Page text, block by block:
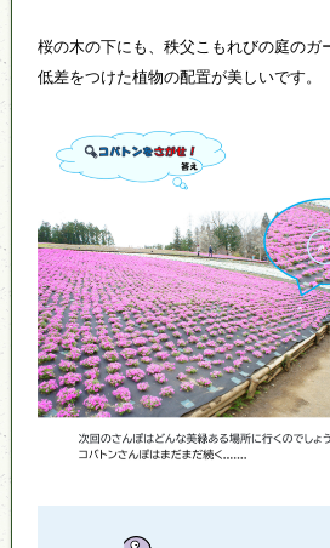
桜の木の下にも、秩父こもれびの庭のガ
低差をつけた植物の配置が美しいです。